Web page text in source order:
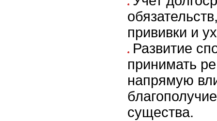
прививки и
Развитие
принимать
напрямую
существа.